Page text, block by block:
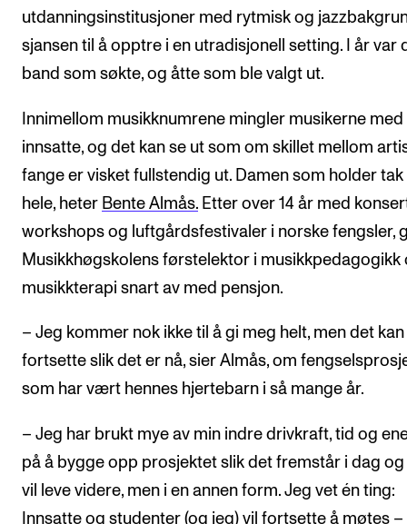
Organisasjon
Hvem gjør hva i administrasjonen?
utdanningsinstitusjoner med rytmisk og
sjansen til å opptre i en utradisjonell setting. I år var
band som søkte, og åtte som ble valgt ut.
Innimellom musikknumrene mingler musikerne med
innsatte, og det kan se ut som om skillet mellom
fange er visket fullstendig ut. Damen som holder tak
hele, heter Bente Almås. Etter over 14 år med
workshops og luftgårdsfestivaler i norske fengsler,
Musikkhøgskolens førstelektor i musikkpedagogikk
musikkterapi snart av med pensjon.
– Jeg kommer nok ikke til å gi meg helt, men det kan
fortsette slik det er nå, sier Almås, om
som har vært hennes hjertebarn i så mange år.
– Jeg har brukt mye av min indre drivkraft, tid og
på å bygge opp prosjektet slik det fremstår i dag
vil leve videre, men i en annen form. Jeg vet én ting:
Innsatte og studenter (og jeg) vil fortsette å møtes